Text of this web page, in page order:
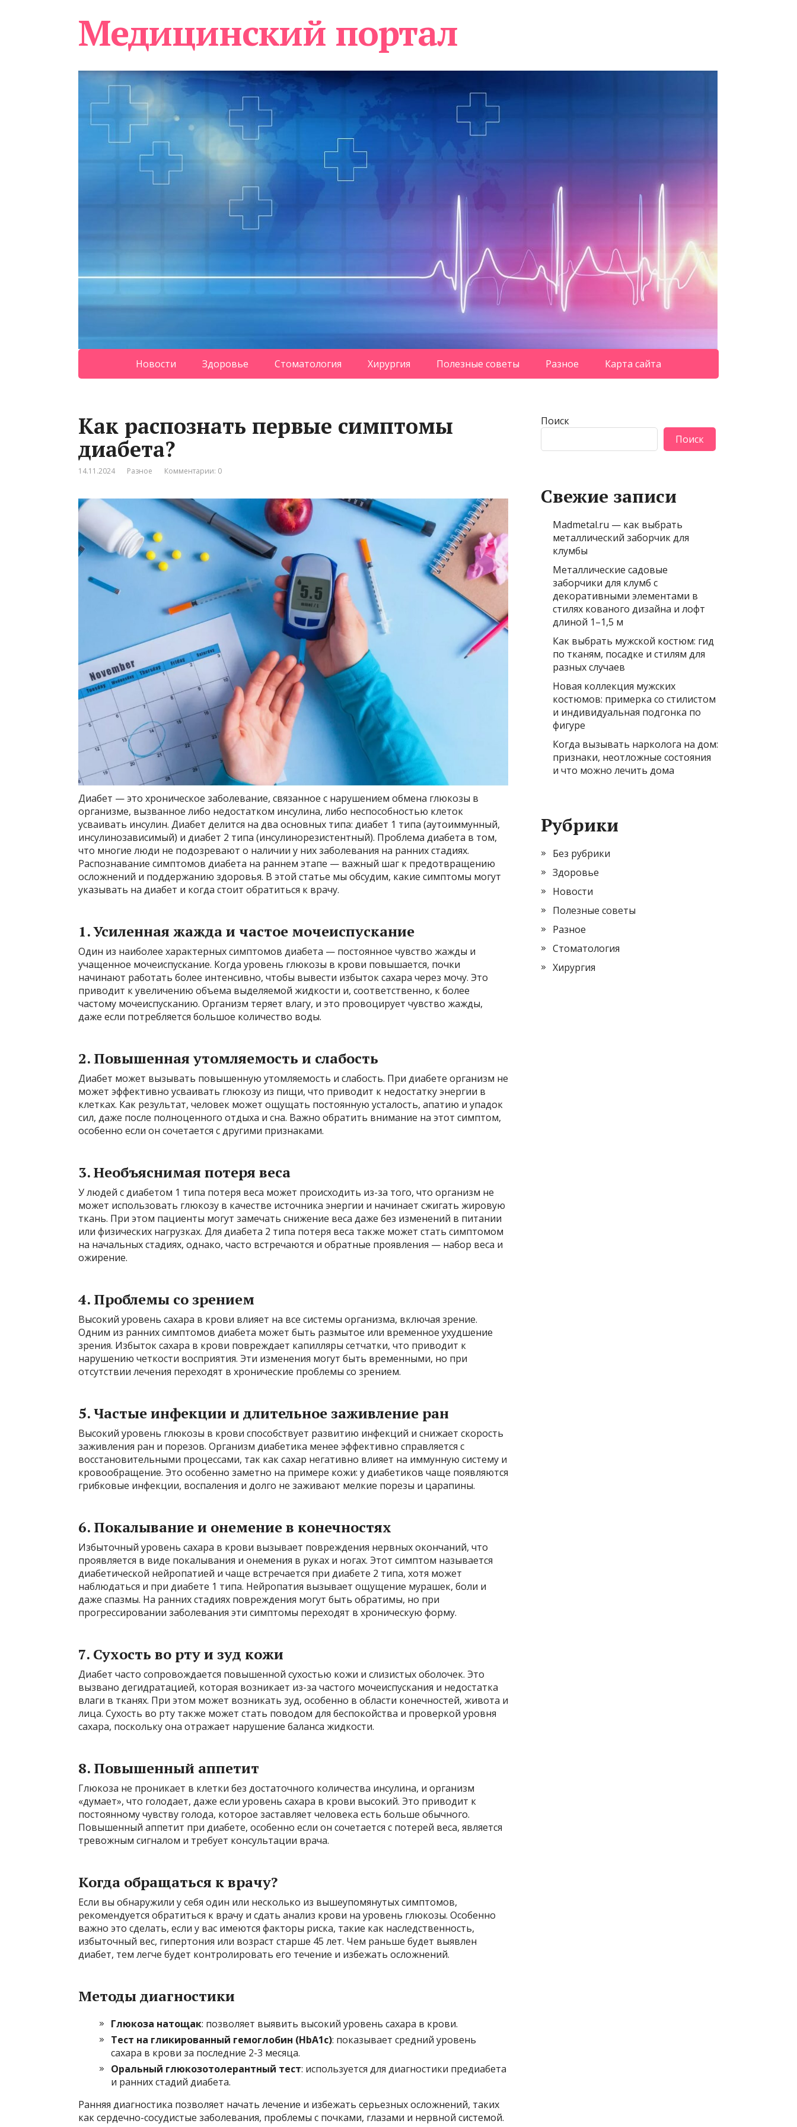
Медицинский портал
Новости Здоровье Стоматология Хирургия Полезные советы Разное Карта сайта
Как распознать первые симптомы
диабета?
14.11.2024 Разное Комментарии: 0
Диабет — это хроническое заболевание, связанное с нарушением обмена глюкозы в
организме, вызванное либо недостатком инсулина, либо неспособностью клеток
усваивать инсулин. Диабет делится на два основных типа: диабет 1 типа (аутоиммунный,
инсулинозависимый) и диабет 2 типа (инсулинорезистентный). Проблема диабета в том,
что многие люди не подозревают о наличии у них заболевания на ранних стадиях.
Распознавание симптомов диабета на раннем этапе — важный шаг к предотвращению
осложнений и поддержанию здоровья. В этой статье мы обсудим, какие симптомы могут
указывать на диабет и когда стоит обратиться к врачу.
1.Усиленная жажда и частое мочеиспускание
Один из наиболее характерных симптомов диабета — постоянное чувство жажды и
учащенное мочеиспускание. Когда уровень глюкозы в крови повышается, почки
начинают работать более интенсивно, чтобы вывести избыток сахара через мочу. Это
приводит к увеличению объема выделяемой жидкости и, соответственно, к более
частому мочеиспусканию. Организм теряет влагу, и это провоцирует чувство жажды,
даже если потребляется большое количество воды.
2. Повышенная утомляемость и слабость
Диабет может вызывать повышенную утомляемость и слабость. При диабете организм не
может эффективно усваивать глюкозу из пищи, что приводит к недостатку энергии в
клетках. Как результат, человек может ощущать постоянную усталость, апатию и упадок
сил, даже после полноценного отдыха и сна. Важно обратить внимание на этот симптом,
особенно если он сочетается с другими признаками.
3.Необъяснимая потеря веса
У людей с диабетом 1 типа потеря веса может происходить из-за того, что организм не
может использовать глюкозу в качестве источника энергии и начинает сжигать жировую
ткань. При этом пациенты могут замечать снижение веса даже без изменений в питании
или физических нагрузках. Для диабета 2 типа потеря веса также может стать симптомом
на начальных стадиях, однако, часто встречаются и обратные проявления — набор веса и
ожирение.
4. Проблемы со зрением
Высокий уровень сахара в крови влияет на все системы организма, включая зрение.
Одним из ранних симптомов диабета может быть размытое или временное ухудшение
зрения. Избыток сахара в крови повреждает капилляры сетчатки, что приводит к
нарушению четкости восприятия. Эти изменения могут быть временными, но при
отсутствии лечения переходят в хронические проблемы со зрением.
5.Частые инфекции и длительное заживление ран
Высокий уровень глюкозы в крови способствует развитию инфекций и снижает скорость
заживления ран и порезов. Организм диабетика менее эффективно справляется с
восстановительными процессами, так как сахар негативно влияет на иммунную систему и
кровообращение. Это особенно заметно на примере кожи: у диабетиков чаще появляются
грибковые инфекции, воспаления и долго не заживают мелкие порезы и царапины.
6. Покалывание и онемение в конечностях
Избыточный уровень сахара в крови вызывает повреждения нервных окончаний, что
проявляется в виде покалывания и онемения в руках и ногах. Этот симптом называется
диабетической нейропатией и чаще встречается при диабете 2 типа, хотя может
наблюдаться и при диабете 1 типа. Нейропатия вызывает ощущение мурашек, боли и
даже спазмы. На ранних стадиях повреждения могут быть обратимы, но при
прогрессировании заболевания эти симптомы переходят в хроническую форму.
7. Сухость во рту и зуд кожи
Диабет часто сопровождается повышенной сухостью кожи и слизистых оболочек. Это
вызвано дегидратацией, которая возникает из-за частого мочеиспускания и недостатка
влаги в тканях. При этом может возникать зуд, особенно в области конечностей, живота и
лица. Сухость во рту также может стать поводом для беспокойства и проверкой уровня
сахара, поскольку она отражает нарушение баланса жидкости.
8. Повышенный аппетит
Глюкоза не проникает в клетки без достаточного количества инсулина, и организм
«думает», что голодает, даже если уровень сахара в крови высокий. Это приводит к
постоянному чувству голода, которое заставляет человека есть больше обычного.
Повышенный аппетит при диабете, особенно если он сочетается с потерей веса, является
тревожным сигналом и требует консультации врача.
Когда обращаться к врачу?
Если вы обнаружили у себя один или несколько из вышеупомянутых симптомов,
рекомендуется обратиться к врачу и сдать анализ крови на уровень глюкозы. Особенно
важно это сделать, если у вас имеются факторы риска, такие как наследственность,
избыточный вес, гипертония или возраст старше 45 лет. Чем раньше будет выявлен
диабет, тем легче будет контролировать его течение и избежать осложнений.
Методы диагностики
Глюкоза натощак: позволяет выявить высокий уровень сахара в крови.
Тест на гликированный гемоглобин (HbA1c): показывает средний уровень
сахара в крови за последние 2-3 месяца.
Оральный глюкозотолерантный тест: используется для диагностики предиабета
и ранних стадий диабета.
Ранняя диагностика позволяет начать лечение и избежать серьезных осложнений, таких
как сердечно-сосудистые заболевания, проблемы с почками, глазами и нервной системой.
Поиск
Поиск
Свежие записи
Madmetal.ru — как выбрать
металлический заборчик для
клумбы
Металлические садовые
заборчики для клумб с
декоративными элементами в
стилях кованого дизайна и лофт
длиной 1–1,5 м
Как выбрать мужской костюм: гид
по тканям, посадке и стилям для
разных случаев
Новая коллекция мужских
костюмов: примерка со стилистом
и индивидуальная подгонка по
фигуре
Когда вызывать нарколога на дом:
признаки, неотложные состояния
и что можно лечить дома
Рубрики
Без рубрики
Здоровье
Новости
Полезные советы
Разное
Стоматология
Хирургия